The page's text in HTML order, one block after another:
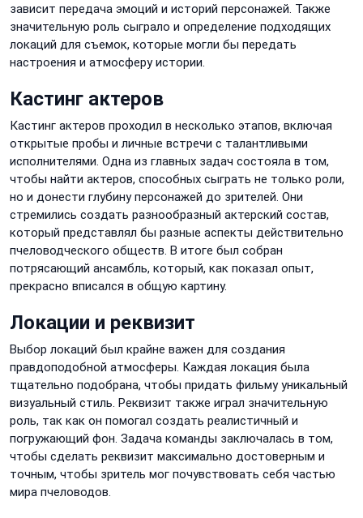
зависит передача эмоций и историй персонажей. Также
значительную роль сыграло и определение подходящих
локаций для съемок, которые могли бы передать
настроения и атмосферу истории.
Кастинг актеров
Кастинг актеров проходил в несколько этапов, включая
открытые пробы и личные встречи с талантливыми
исполнителями. Одна из главных задач состояла в том,
чтобы найти актеров, способных сыграть не только роли,
но и донести глубину персонажей до зрителей. Они
стремились создать разнообразный актерский состав,
который представлял бы разные аспекты действительно
пчеловодческого обществ. В итоге был собран
потрясающий ансамбль, который, как показал опыт,
прекрасно вписался в общую картину.
Локации и реквизит
Выбор локаций был крайне важен для создания
правдоподобной атмосферы. Каждая локация была
тщательно подобрана, чтобы придать фильму уникальный
визуальный стиль. Реквизит также играл значительную
роль, так как он помогал создать реалистичный и
погружающий фон. Задача команды заключалась в том,
чтобы сделать реквизит максимально достоверным и
точным, чтобы зритель мог почувствовать себя частью
мира пчеловодов.